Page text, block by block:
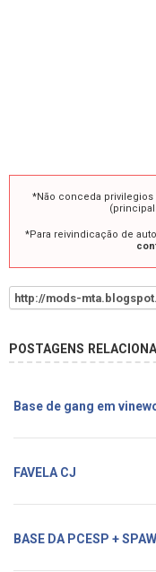
*Não conceda
*Para reivindicação de
http://mods-
POSTAGENS
Base de gang em
FAVELA CJ
BASE DA PCESP +